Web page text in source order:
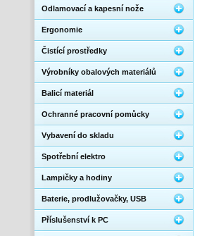
Odlamovací a kapesní nože
Ergonomie
Čistící prostředky
Výrobníky obalových materiálů
Balicí materiál
Ochranné pracovní pomůcky
Vybavení do skladu
Spotřební elektro
Lampičky a hodiny
Baterie, prodlužovačky, USB
Příslušenství k PC